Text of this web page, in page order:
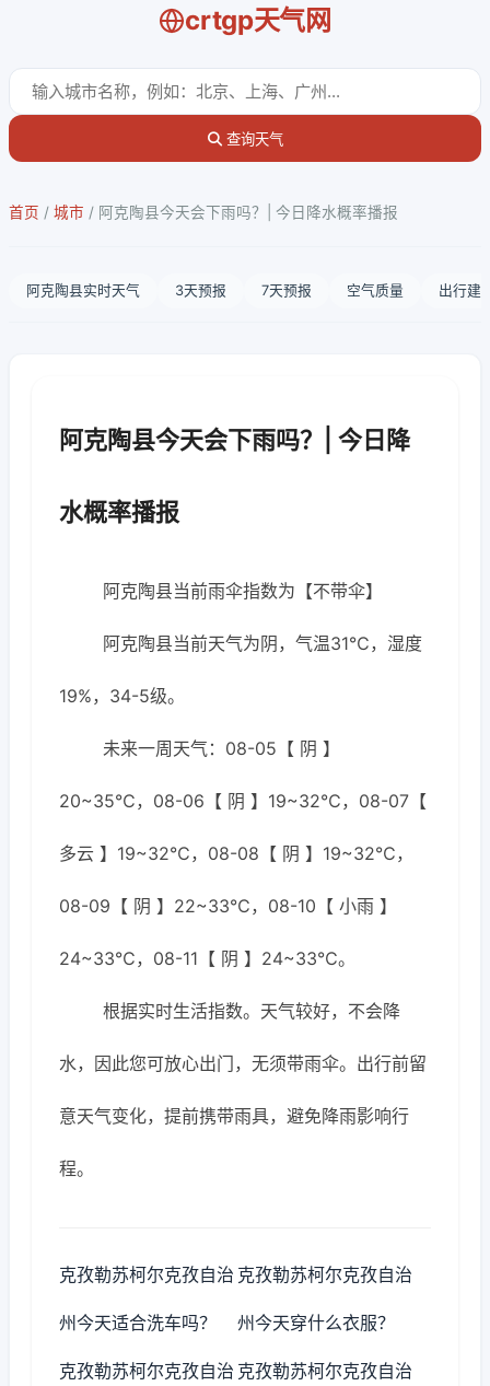
crtgp天气网
查询天气
首页 / 城市 / 阿克陶县今天会下雨吗？| 今日降水概率播报
阿克陶县实时天气 3天预报 7天预报 空气质量 出行建
阿克陶县今天会下雨吗？| 今日降
水概率播报
阿克陶县当前雨伞指数为【不带伞】
阿克陶县当前天气为阴，气温31℃，湿度
19%，34-5级。
未来一周天气：08-05【 阴 】
20~35℃，08-06【 阴 】19~32℃，08-07【
多云 】19~32℃，08-08【 阴 】19~32℃，
08-09【 阴 】22~33℃，08-10【 小雨 】
24~33℃，08-11【 阴 】24~33℃。
根据实时生活指数。天气较好，不会降
水，因此您可放心出门，无须带雨伞。出行前留
意天气变化，提前携带雨具，避免降雨影响行
程。
克孜勒苏柯尔克孜自治
州今天适合洗车吗？
克孜勒苏柯尔克孜自治
州今天穿什么衣服？
克孜勒苏柯尔克孜自治 克孜勒苏柯尔克孜自治